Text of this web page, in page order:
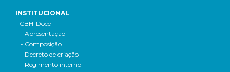
INSTITUCIONAL
- CBH-Doce
- Apresentação
- Composição
- Decreto de criação
- Regimento interno